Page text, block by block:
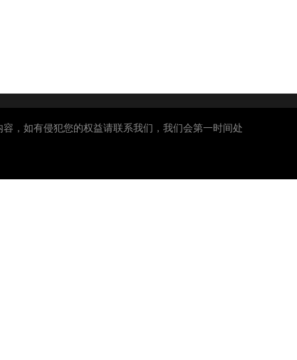
，如有侵犯您的权益请联系我们，我们会第一时间处